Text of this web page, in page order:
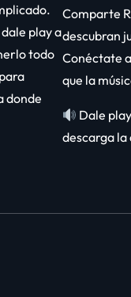
play a
todo
donde
Comparte
descubran
Conéctate
que la
Dale
descarga la